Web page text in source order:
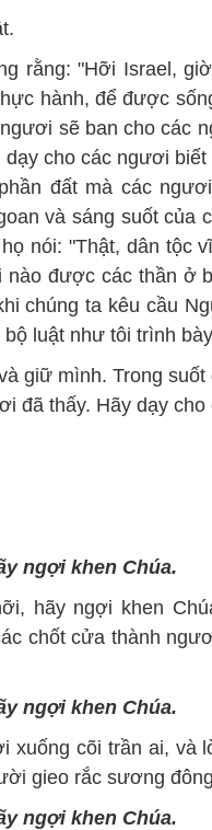
rằng: "Hỡi Israel,
hành, để được
sẽ ban cho các
cho các ngươi
đất mà các
và sáng suốt
nói: "Thật, dân tộc
nào được các thần ở
chúng ta kêu cầu
bộ luật như tôi trình
giữ mình. Trong
đã thấy. Hãy dạy
ngợi khen Chúa.
hãy ngợi khen
chốt cửa thành
ngợi khen Chúa.
xuống cõi trần ai, và
gieo rắc sương
ngợi khen Chúa.